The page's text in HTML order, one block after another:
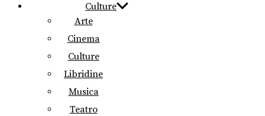
Culture
Arte
Cinema
Culture
Libridine
Musica
Teatro